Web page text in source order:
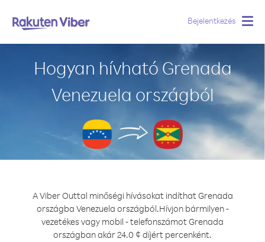
Bejelentkezés
Hogyan hívható Grenada
Venezuela országból
A Viber Outtal minőségi hívásokat indíthat Grenada
országba Venezuela országból.Hívjon bármilyen -
vezetékes vagy mobil - telefonszámot Grenada
országban akár 24.0 ¢ díjért percenként.